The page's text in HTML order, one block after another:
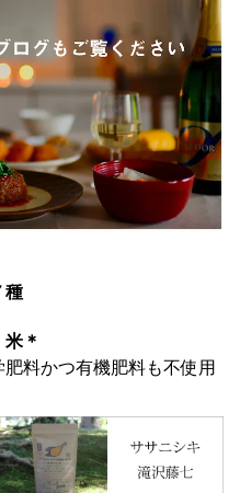
種
＊
料かつ有機肥料も不使用